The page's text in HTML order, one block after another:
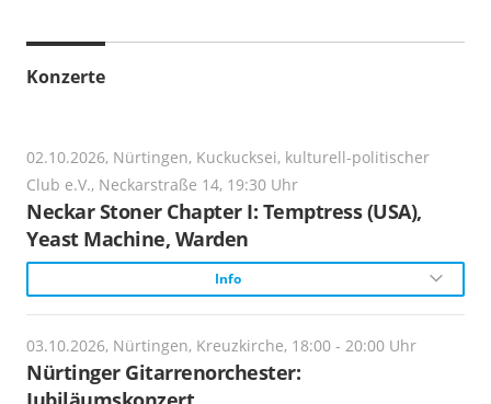
Konzerte
02.10.2026, Nürtingen, Kuckucksei, kulturell-politischer
Club e.V., Neckarstraße 14, 19:30 Uhr
Neckar Stoner Chapter I: Temptress (USA),
Yeast Machine, Warden
Info
Rock
Beschreibung:
03.10.2026, Nürtingen, Kreuzkirche, 18:00 - 20:00 Uhr
Nürtinger Gitarrenorchester: